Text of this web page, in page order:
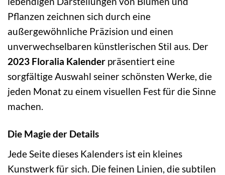
Pflanzen zeichnen sich durch eine
außergewöhnliche Präzision und einen
unverwechselbaren künstlerischen Stil aus. Der
2023 Floralia Kalender präsentiert eine
sorgfältige Auswahl seiner schönsten Werke, die
jeden Monat zu einem visuellen Fest für die Sinne
machen.
Die Magie der Details
Jede Seite dieses Kalenders ist ein kleines
Kunstwerk für sich. Die feinen Linien, die subtilen